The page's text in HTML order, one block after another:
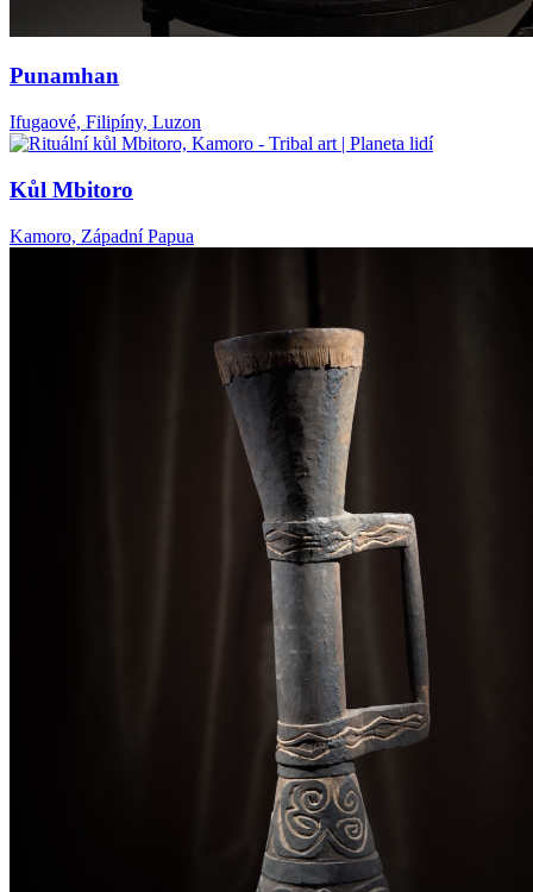
Punamhan
Ifugaové, Filipíny, Luzon
Kůl Mbitoro
Kamoro, Západní Papua